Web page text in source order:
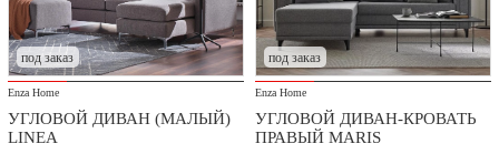
К оплате принимаются платежные карты: VISA Inc,
MasterCard WorldWide, МИР. Оплата происходит через АО
"АЛЬФА-БАНК и систему платежей PayKeeper.
под заказ
Enza Home
УГЛОВОЙ ДИВАН (МАЛЫЙ)
LINEA
под заказ
Enza Home
УГЛОВОЙ ДИВАН-КРОВАТЬ
ПРАВЫЙ MARIS